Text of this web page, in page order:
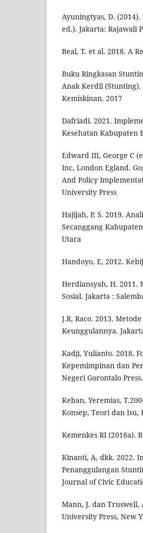
Ayuningtyas, D.
ed.). Jakarta: Rajawali
Beal, T. et al. 2018. A
Buku Ringkasan
Anak Kerdil (Stunting).
Kemiskinan. 2017
Dafriadi. 2021.
Kesehatan Kabupaten
Edward III, George C
Inc, London Egland.
And Policy
University Press
Hajijah, P, S. 2019.
Secanggang
Utara
Handoyo, E, 2012.
Herdiansyah, H.
Sosial. Jakarta :
J.R, Raco. 2013.
Keunggulannya.
Kadji, Yulianto. 2018.
Kepemimpinan dan
Negeri Gorontalo
Keban, Yeremias,
Konsep, Teori dan Isu,
Kemenkes RI (2018a).
Kinanti, A, dkk. 2022.
Penanggulangan
Journal of Civic
Mann, J. dan Truswell,
University Press, New